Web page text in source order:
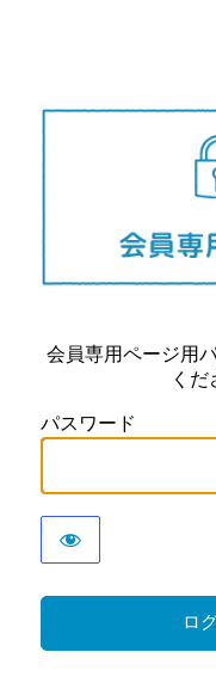
会員専用ページ用
くだ
パスワード